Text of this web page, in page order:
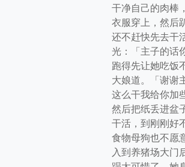
干净自己的肉棒
衣服穿上，然后
还不赶快先去干
光：「主子的话
跑得先让她吃饭
大娘道。「谢谢
这么干我给你加
然后把纸丢进盆
干活，到刚刚好
食物母狗也不愿
入到养猪场大门